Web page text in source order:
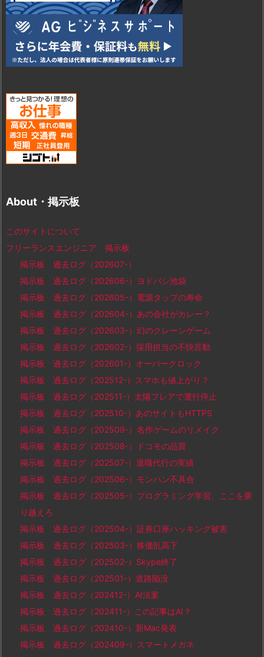
About・掲示板
このサイトについて
フリーランスエンジニア 掲示板
掲示板 過去ログ（202607-）
掲示板 過去ログ（202606-）ヨドバシ池袋
掲示板 過去ログ（202605-）電源タップの寿命
掲示板 過去ログ（202604-）あの会社がカレー？
掲示板 過去ログ（202603-）幻のクレーンゲーム
掲示板 過去ログ（202602-）採用担当の不快言動
掲示板 過去ログ（202601-）オーバークロック
掲示板 過去ログ（202512-）スマホも値上がり？
掲示板 過去ログ（202511-）太陽フレアで運行停止
掲示板 過去ログ（202510-）あのサイトもHTTPS
掲示板 過去ログ（202509-）名作ゲームのリメイク
掲示板 過去ログ（202508-）ドコモの品質
掲示板 過去ログ（202507-）退職代行の実績
掲示板 過去ログ（202506-）モンハン不具合
掲示板 過去ログ（202505-）プログラミング学習、ここを乗
り越えろ
掲示板 過去ログ（202504-）証券口座ハッキング被害
掲示板 過去ログ（202503-）株価乱高下
掲示板 過去ログ（202502-）Skype終了
掲示板 過去ログ（202501-）道路陥没
掲示板 過去ログ（202412-）AI法案
掲示板 過去ログ（202411-）この記事はAI？
掲示板 過去ログ（202410-）新Mac発表
掲示板 過去ログ（202409-）スマートメガネ